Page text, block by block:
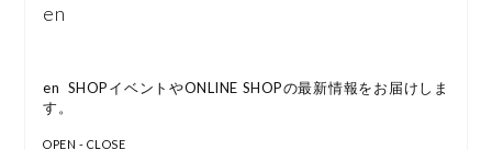
en
en SHOPイベントやONLINE SHOPの最新情報をお届けしま
す。
OPEN - CLOSE